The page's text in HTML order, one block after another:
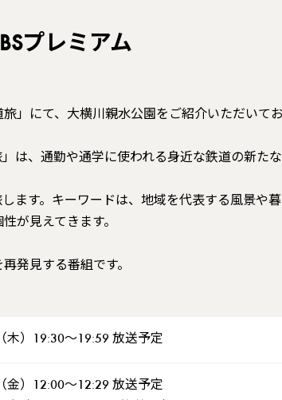
プレミアム
」にて、大横川親水公園をご紹介いただいて
は、通勤や通学に使われる身近な鉄道の新た
ます。キーワードは、地域を代表する風景や
が見えてきます。
発見する番組です。
木）19:30～19:59 放送予定
金）12:00～12:29 放送予定